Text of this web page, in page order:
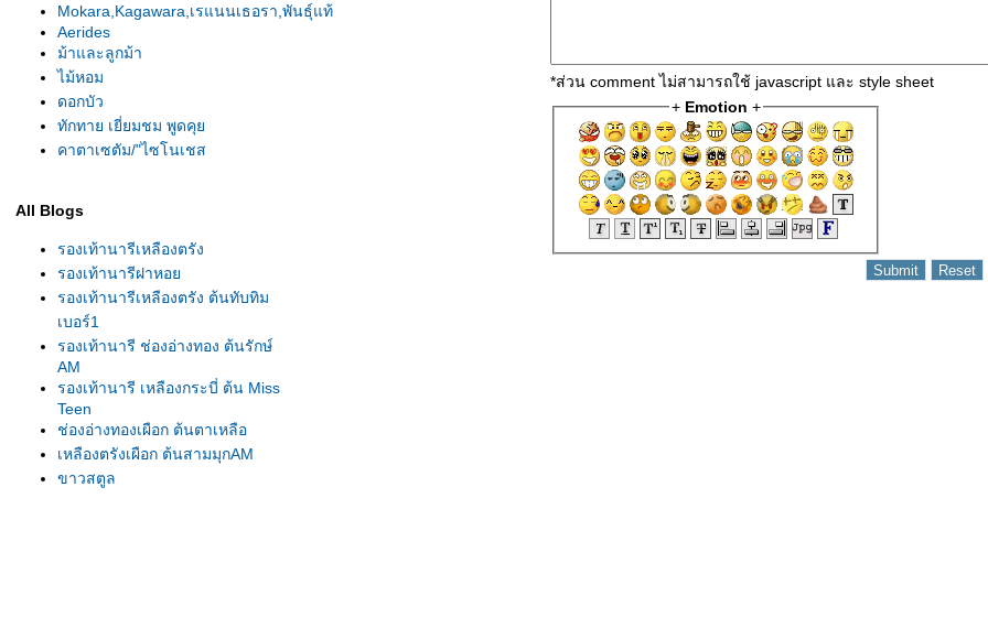
Mokara,Kagawara,เรแนนเธอรา,พันธุ์แท้
Aerides
ม้าและลูกม้า
ไม้หอม
ดอกบัว
ทักทาย เยี่ยมชม พูดคุ
คาตาเซตัม/"ไซโนเชส
All Blogs
รองเท้านารีเหลืองตรัง
รองเท้านารีฝาหอ
รองเท้านารีเหลืองตรัง ต้นทับทิม
เบอร์1
รองเท้านารี ช่องอ่างทอง ต้นรักษ์
AM
รองเท้านารี เหลืองกระบี่ ต้น Miss
Teen
ช่องอ่างทองเผือก ต้นตาเหลือ
เหลืองตรังเผือก ต้นสามมุกAM
ขาวสตูล
*ส่วน comment ไม่สามารถใช้ javascript และ style sheet
+ Emotion +